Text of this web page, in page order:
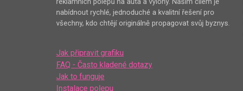
nabídnout rychlé, jednoduché a kvalitní řešení pro
všechny, kdo chtějí originálně propagovat svůj byznys.
Jak připravit grafiku
FAQ - Často kladené dotazy
Jak to funguje
Instalace polepu